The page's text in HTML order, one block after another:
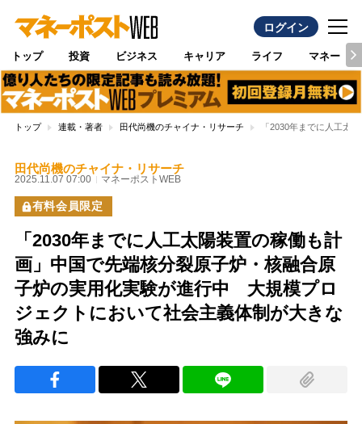
ログイン
トップ 投資 ビジネス キャリア ライフ マネー
トップ 連載・著者 田代尚機のチャイナ・リサーチ 「2030年までに人工太
田代尚機のチャイナ・リサーチ
2025.11.07 07:00 マネーポストWEB
有料会員限定
「2030年までに人工太陽装置の稼働も計
画」中国で先端核分裂原子炉・核融合原
子炉の実用化実験が進行中 大規模プロ
ジェクトにおいて社会主義体制が大きな
強みに